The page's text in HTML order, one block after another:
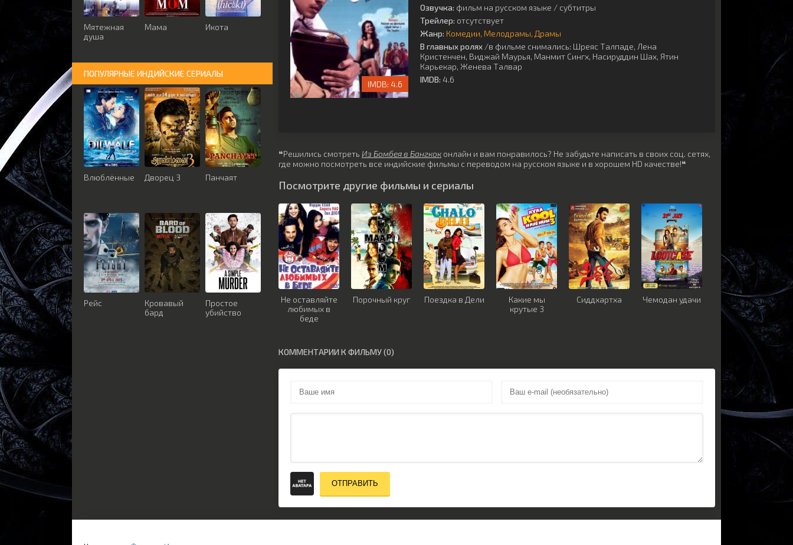
4.6
Озвучка: фильм на русском языке / субтитры
Трейлер: отсутствует
Жанр: Комедии Мелодрамы Драмы
В главных ролях /в фильме снимались: Шреяс Талпаде, Лена
Кристенчен, Виджай Маурья, Манмит Сингх, Насируддин Шах, Ятин
Карьекар, Женева Талвар
IMDB: 4.6
❝Решились смотреть Из Бомбея в Бангкок онлайн и вам понравилось? Не забудьте написать в своих соц. сетях,
где можно посмотреть все индийские фильмы с переводом на русском языке и в хорошем HD качестве!❝
Посмотрите другие фильмы и сериалы
Не оставляйте
любимых в
беде
Порочный круг Поездка в Дели
Какие мы
крутые 3
Сиддхартха Чемодан удачи
КОММЕНТАРИИ К ФИЛЬМУ (0)
ОТПРАВИТЬ
Мятежная
душа
Мама Икота
ПОПУЛЯРНЫЕ ИНДИЙСКИЕ СЕРИАЛЫ
Влюблённые Дворец 3 Панчаят
Рейс
Кровавый
бард
Простое
убийство